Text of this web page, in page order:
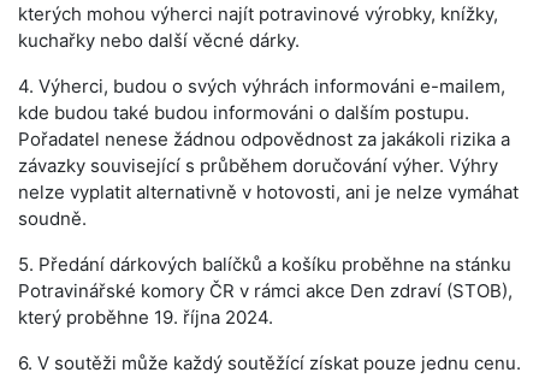
kterých mohou výherci najít potravinové výrobky, knížky,
kuchařky nebo další věcné dárky.
4. Výherci, budou o svých výhrách informováni e-mailem,
kde budou také budou informováni o dalším postupu.
Pořadatel nenese žádnou odpovědnost za jakákoli rizika a
závazky související s průběhem doručování výher. Výhry
nelze vyplatit alternativně v hotovosti, ani je nelze vymáhat
soudně.
5. Předání dárkových balíčků a košíku proběhne na stánku
Potravinářské komory ČR v rámci akce Den zdraví (STOB),
který proběhne 19. října 2024.
6. V soutěži může každý soutěžící získat pouze jednu cenu.